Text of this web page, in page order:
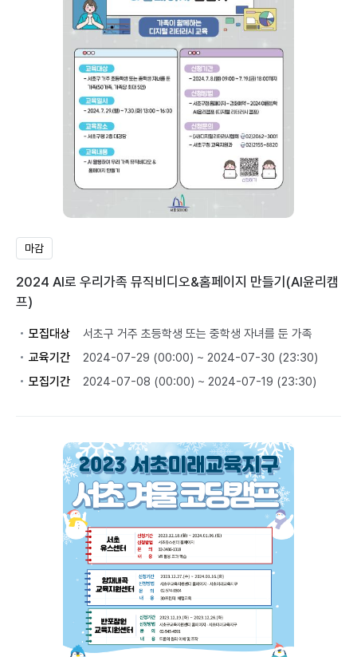
마감
2024 AI로 우리가족 뮤직비디오&홈페이지 만들기(AI윤리캠
프)
모집대상
서초구 거주 초등학생 또는 중학생 자녀를 둔 가족
교육기간
2024-07-29 (00:00) ~ 2024-07-30 (23:30)
모집기간
2024-07-08 (00:00) ~ 2024-07-19 (23:30)